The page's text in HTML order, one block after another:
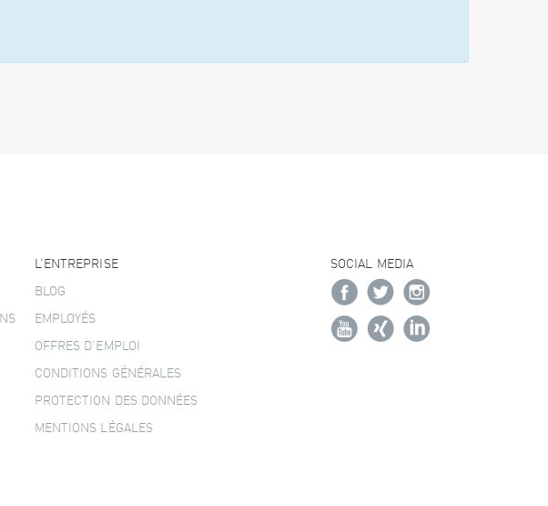
L’ENTREPRISE
BLOG
EMPLOYÉS
OFFRES D’EMPLOI
CONDITIONS GÉNÉRALES
PROTECTION DES DONNÉES
MENTIONS LÉGALES
SOCIAL MEDIA